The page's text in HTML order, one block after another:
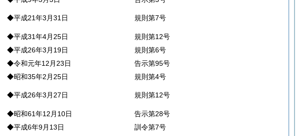
◆平成21年3月31日 規則第7号
◆平成31年4月25日
規則第12号
◆平成26年3月19日
規則第6号
◆令和元年12月23日
告示第95号
◆昭和35年2月25日
規則第4号
◆平成26年3月27日 規則第12号
◆昭和61年12月10日
告示第28号
◆平成6年9月13日
訓令第7号